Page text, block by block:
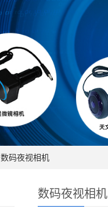
数码夜视相机
数码夜视相机